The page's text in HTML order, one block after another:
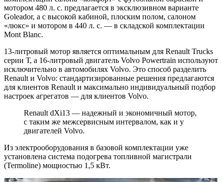
мотором 480 л. с. предлагается в эксклюзивном варианте
Goleador, а с высокой кабиной, плоским полом, салоном
«люкс» и мотором в 440 л. с. — в складской комплектации
Mont Blanc.
13-литровый мотор является оптимальным для Renault Trucks
серии Т, а 16-литровый двигатель Volvo Powertrain используют
исключительно в автомобилях Volvo. Это способ разделить
Renault и Volvo: стандартизированные решения предлагаются
для клиентов Renault и максимально индивидуальный подбор
настроек агрегатов — для клиентов Volvo.
Renault dXi13 — надежный и экономичный мотор,
с таким же межсервисным интервалом, как и у
двигателей Volvo.
Из электрооборудования в базовой комплектации уже
установлена система подогрева топливной магистрали
(Termoline) мощностью 1,5 кВт.